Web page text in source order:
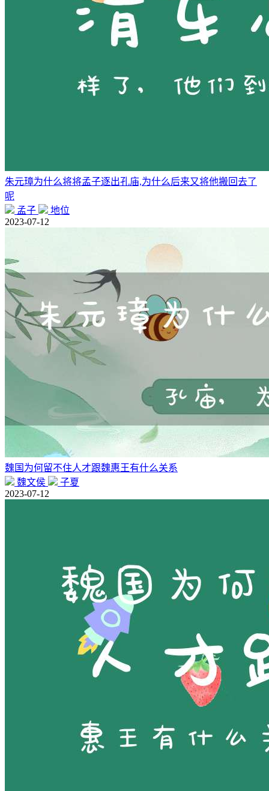
朱元璋为什么将将孟子逐出孔庙,为什么后来又将他搬回去了
呢
孟子
地位
2023-07-12
魏国为何留不住人才跟魏惠王有什么关系
魏文侯
子夏
2023-07-12